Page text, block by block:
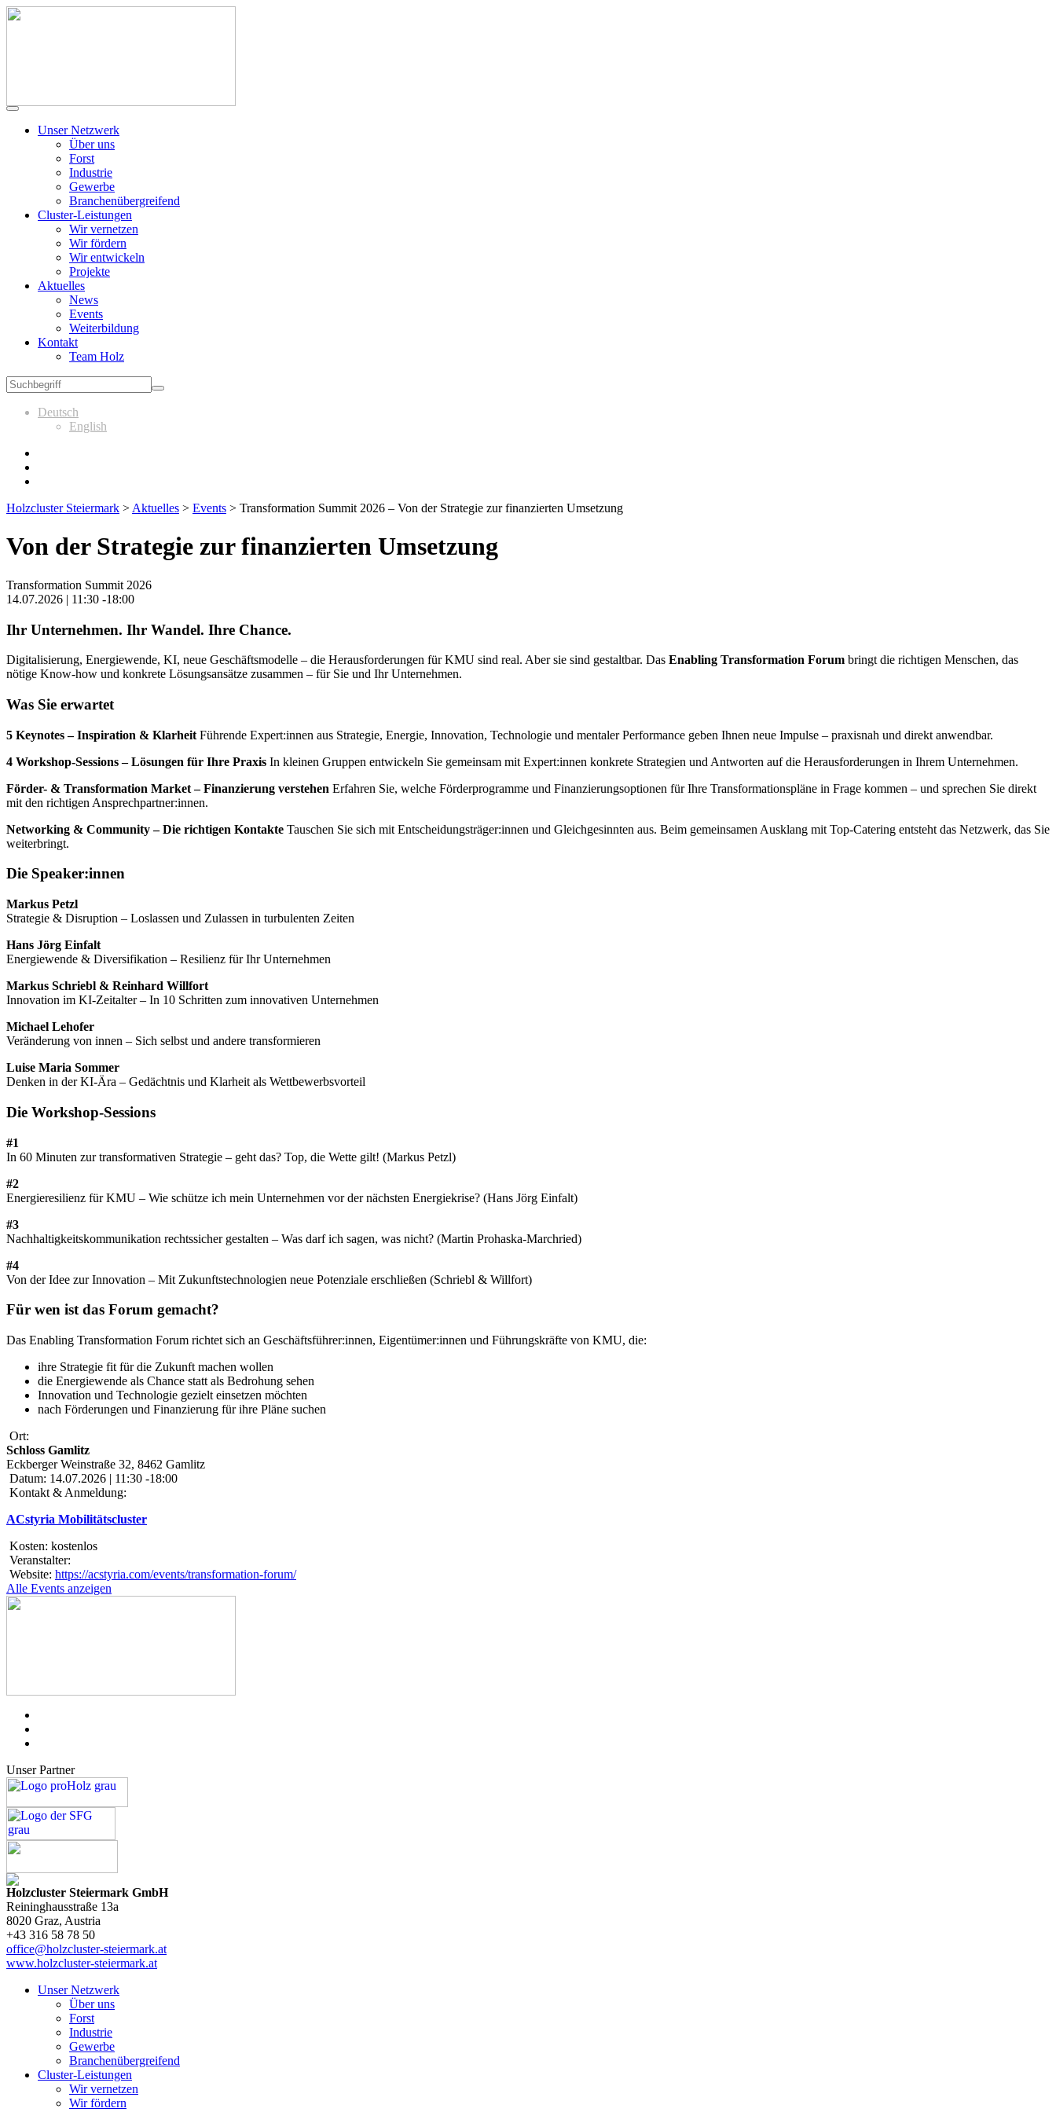
Unser Netzwerk
Über uns
Forst
Industrie
Gewerbe
Branchenübergreifend
Cluster-Leistungen
Wir vernetzen
Wir fördern
Wir entwickeln
Projekte
Aktuelles
News
Events
Weiterbildung
Kontakt
Team Holz
Deutsch
English
Holzcluster Steiermark > Aktuelles > Events > Transformation Summit 2026 – Von der Strategie zur finanzierten Umsetzung
Von der Strategie zur finanzierten Umsetzung
Transformation Summit 2026
14.07.2026 | 11:30 -18:00
Ihr Unternehmen. Ihr Wandel. Ihre Chance.
Digitalisierung, Energiewende, KI, neue Geschäftsmodelle – die Herausforderungen für KMU sind real. Aber sie sind gestaltbar. Das Enabling Transformation Forum bringt die richtigen Menschen, das
nötige Know-how und konkrete Lösungsansätze zusammen – für Sie und Ihr Unternehmen.
Was Sie erwartet
5 Keynotes – Inspiration & Klarheit Führende Expert:innen aus Strategie, Energie, Innovation, Technologie und mentaler Performance geben Ihnen neue Impulse – praxisnah und direkt anwendbar.
4 Workshop-Sessions – Lösungen für Ihre Praxis In kleinen Gruppen entwickeln Sie gemeinsam mit Expert:innen konkrete Strategien und Antworten auf die Herausforderungen in Ihrem Unternehmen.
Förder- & Transformation Market – Finanzierung verstehen Erfahren Sie, welche Förderprogramme und Finanzierungsoptionen für Ihre Transformationspläne in Frage kommen – und sprechen Sie direkt
mit den richtigen Ansprechpartner:innen.
Networking & Community – Die richtigen Kontakte Tauschen Sie sich mit Entscheidungsträger:innen und Gleichgesinnten aus. Beim gemeinsamen Ausklang mit Top-Catering entsteht das Netzwerk, das Sie
weiterbringt.
Die Speaker:innen
Markus Petzl
Strategie & Disruption – Loslassen und Zulassen in turbulenten Zeiten
Hans Jörg Einfalt
Energiewende & Diversifikation – Resilienz für Ihr Unternehmen
Markus Schriebl & Reinhard Willfort
Innovation im KI-Zeitalter – In 10 Schritten zum innovativen Unternehmen
Michael Lehofer
Veränderung von innen – Sich selbst und andere transformieren
Luise Maria Sommer
Denken in der KI-Ära – Gedächtnis und Klarheit als Wettbewerbsvorteil
Die Workshop-Sessions
#1
In 60 Minuten zur transformativen Strategie – geht das? Top, die Wette gilt! (Markus Petzl)
#2
Energieresilienz für KMU – Wie schütze ich mein Unternehmen vor der nächsten Energiekrise? (Hans Jörg Einfalt)
#3
Nachhaltigkeitskommunikation rechtssicher gestalten – Was darf ich sagen, was nicht? (Martin Prohaska-Marchried)
#4
Von der Idee zur Innovation – Mit Zukunftstechnologien neue Potenziale erschließen (Schriebl & Willfort)
Für wen ist das Forum gemacht?
Das Enabling Transformation Forum richtet sich an Geschäftsführer:innen, Eigentümer:innen und Führungskräfte von KMU, die:
ihre Strategie fit für die Zukunft machen wollen
die Energiewende als Chance statt als Bedrohung sehen
Innovation und Technologie gezielt einsetzen möchten
nach Förderungen und Finanzierung für ihre Pläne suchen
Ort:
Schloss Gamlitz
Eckberger Weinstraße 32, 8462 Gamlitz
Datum: 14.07.2026 | 11:30 -18:00
Kontakt & Anmeldung:
ACstyria Mobilitätscluster
Kosten: kostenlos
Veranstalter:
Website: https://acstyria.com/events/transformation-forum/
Alle Events anzeigen
Unser Partner
Holzcluster Steiermark GmbH
Reininghausstraße 13a
8020 Graz, Austria
+43 316 58 78 50
office@holzcluster-steiermark.at
www.holzcluster-steiermark.at
Unser Netzwerk
Über uns
Forst
Industrie
Gewerbe
Branchenübergreifend
Cluster-Leistungen
Wir vernetzen
Wir fördern